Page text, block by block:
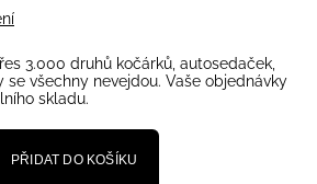
3.000 druhů kočárků, autosedaček,
všechny nevejdou. Vaše objednávky
skladu.
PŘIDAT DO KOŠÍKU